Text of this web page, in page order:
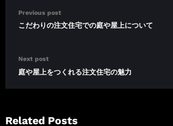
Previous post
こだわりの注文住宅での庭や屋上について
Next post
庭や屋上をつくれる注文住宅の魅力
Related Posts